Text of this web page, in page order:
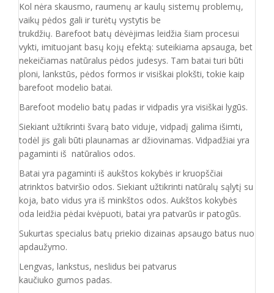
Kol nėra skausmo, raumenų ar kaulų sistemų problemų,
vaikų pėdos gali ir turėtų vystytis be
trukdžių. Barefoot batų dėvėjimas leidžia šiam procesui
vykti, imituojant basų kojų efektą: suteikiama apsauga, bet
nekeičiamas natūralus pėdos judesys. Tam batai turi būti
ploni, lankstūs, pėdos formos ir visiškai plokšti, tokie kaip
barefoot modelio batai.
Barefoot modelio batų padas ir vidpadis yra visiškai lygūs.
Siekiant užtikrinti švarą bato viduje, vidpadį galima išimti,
todėl jis gali būti plaunamas ar džiovinamas. Vidpadžiai yra
pagaminti iš natūralios odos.
Batai yra pagaminti iš aukštos kokybės ir kruopščiai
atrinktos batviršio odos. Siekiant užtikrinti natūralų sąlytį su
koja, bato vidus yra iš minkštos odos. Aukštos kokybės
oda leidžia pėdai kvėpuoti, batai yra patvarūs ir patogūs.
Sukurtas specialus batų priekio dizainas apsaugo batus nuo
apdaužymo.
Lengvas, lankstus, neslidus bei patvarus
kaučiuko gumos padas.